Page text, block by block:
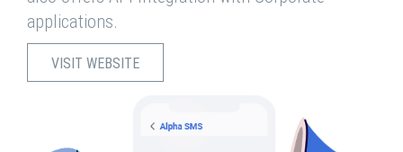
applications.
VISIT WEBSITE